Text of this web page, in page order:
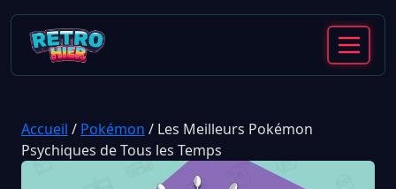
Accueil / Pokémon / Les Meilleurs Pokémon
Psychiques de Tous les Temps